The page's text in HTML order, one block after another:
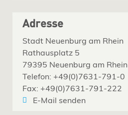
Adresse
Stadt Neuenburg am Rhein
Rathausplatz 5
79395 Neuenburg am Rhein
Telefon: +49(0)7631-791-0
Fax: +49(0)7631-791-222
E-Mail senden